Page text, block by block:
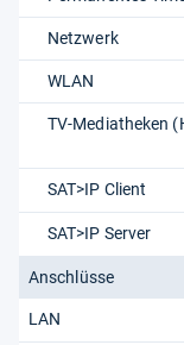
Netzwerk
WLAN
TV-Mediatheken
SAT>IP Client
SAT>IP Server
Anschlüsse
LAN